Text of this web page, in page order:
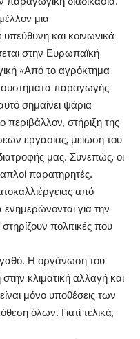
μια
υπεύθυνη και κοινωνικά
στην Ευρωπαϊκή
«Από το αγρόκτημα
συστήματα παραγωγής
σημαίνει ψάρια
περιβάλλον, στήριξη της
εργασίας, μείωση του
μας. Συνεπώς, οι
παρατηρητές.
από
για την
πολιτικές που
Η οργάνωση του
κλιματική αλλαγή και
μόνο υποθέσεις των
όλων. Γιατί τελικά,